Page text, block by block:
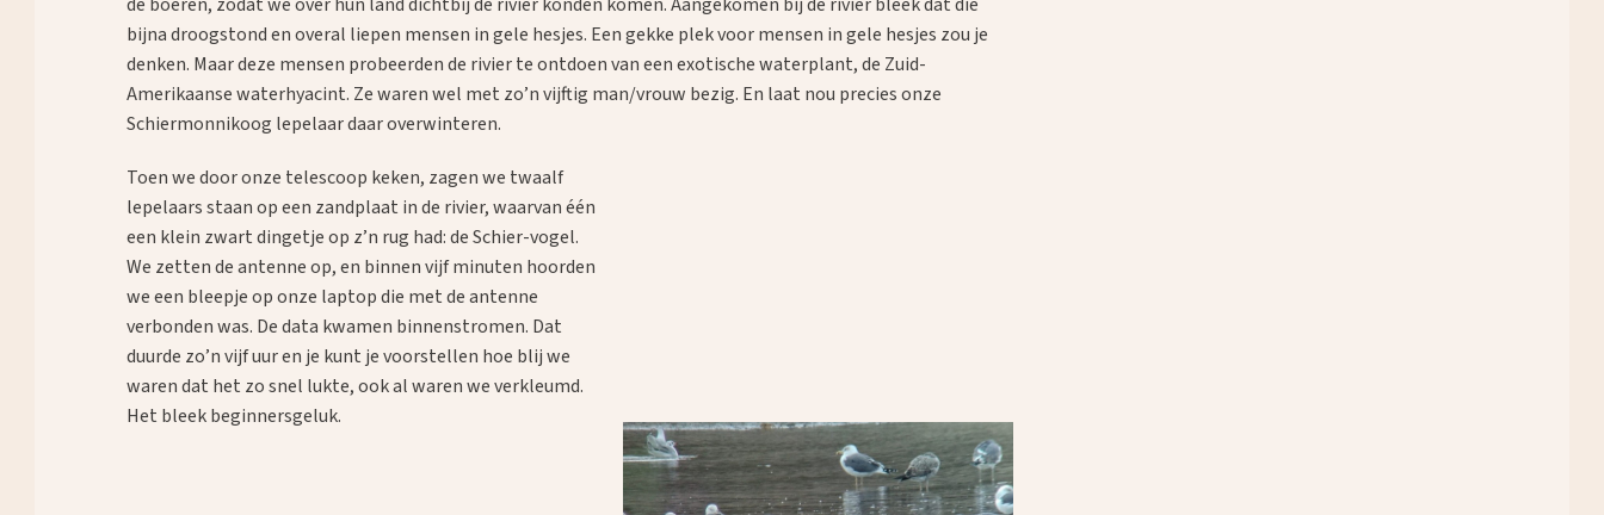
bijna droogstond en overal liepen mensen in gele hesjes. Een gekke plek voor mensen in gele hesjes zou je
denken. Maar deze mensen probeerden de rivier te ontdoen van een exotische waterplant, de Zuid-
Amerikaanse waterhyacint. Ze waren wel met zo’n vijftig man/vrouw bezig. En laat nou precies onze
Schiermonnikoog lepelaar daar overwinteren.
Toen we door onze telescoop keken, zagen we twaalf
lepelaars staan op een zandplaat in de rivier, waarvan één
een klein zwart dingetje op z’n rug had: de Schier-vogel.
We zetten de antenne op, en binnen vijf minuten hoorden
we een bleepje op onze laptop die met de antenne
verbonden was. De data kwamen binnenstromen. Dat
duurde zo’n vijf uur en je kunt je voorstellen hoe blij we
waren dat het zo snel lukte, ook al waren we verkleumd.
Het bleek beginnersgeluk.